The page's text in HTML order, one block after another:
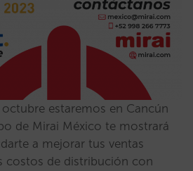
octubre estaremos en Cancún
de Mirai México te mostrará
a mejorar tus ventas
costos de distribución con